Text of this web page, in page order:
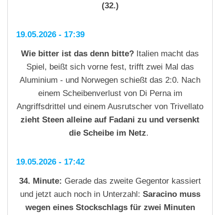
(32.)
19.05.2026 - 17:39
Wie bitter ist das denn bitte? Italien macht das
Spiel, beißt sich vorne fest, trifft zwei Mal das
Aluminium - und Norwegen schießt das 2:0. Nach
einem Scheibenverlust von Di Perna im
Angriffsdrittel und einem Ausrutscher von Trivellato
zieht Steen alleine auf Fadani zu und versenkt
die Scheibe im Netz.
19.05.2026 - 17:42
34. Minute: Gerade das zweite Gegentor kassiert
und jetzt auch noch in Unterzahl: Saracino muss
wegen eines Stockschlags für zwei Minuten